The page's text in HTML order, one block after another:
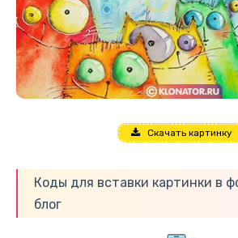
Скачать картинку
Коды для вставки картинки в
блог